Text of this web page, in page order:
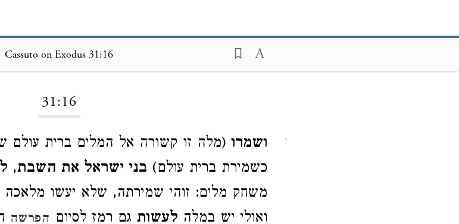
Cassuto on Exodus 31:16
31:16
1 ושמרו (מלה זו קשורה אל המלים ברית עולם
כשמירת ברית עולם) בני ישראל את השבת,
משחק מלים: זוהי שמירתה, שלא יעשו
ואולי יש במלה לעשות גם רמז לסיום הפרשה